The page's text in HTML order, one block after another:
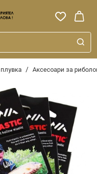
Аксесоари за